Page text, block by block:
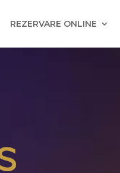
REZERVARE ONLINE